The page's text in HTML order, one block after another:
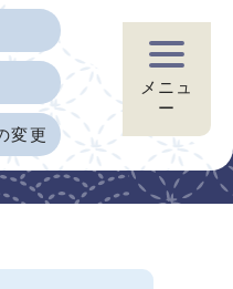
変更
メニュ
ー